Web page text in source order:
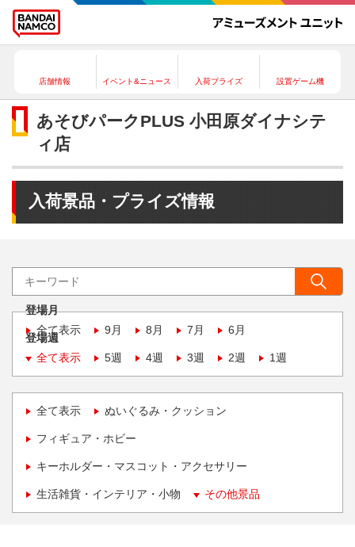
店舗情報 イベント&ニュース 入荷プライズ 設置ゲーム機
あそびパークPLUS 小田原ダイナシテ
ィ店
入荷景品・プライズ情報
登場月
全て表示
9月 8月 7月 6月
登場週
全て表示
5週 4週 3週 2週 1週
全て表示 ぬいぐるみ・クッション
フィギュア・ホビー
キーホルダー・マスコット・アクセサリー
生活雑貨・インテリア・小物 その他景品